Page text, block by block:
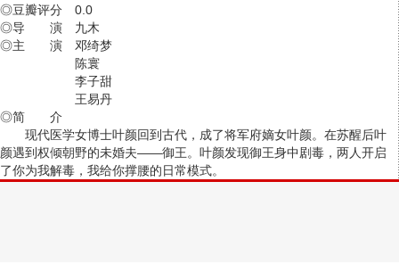
◎豆瓣评分 0.0
◎导 演 九木
◎主 演 邓绮梦
陈寰
李子甜
王易丹
◎简 介
现代医学女博士叶颜回到古代，成了将军府嫡女叶颜。在苏醒后叶
颜遇到权倾朝野的未婚夫——御王。叶颜发现御王身中剧毒，两人开启
了你为我解毒，我给你撑腰的日常模式。